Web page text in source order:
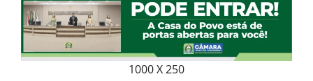
1000 X 250